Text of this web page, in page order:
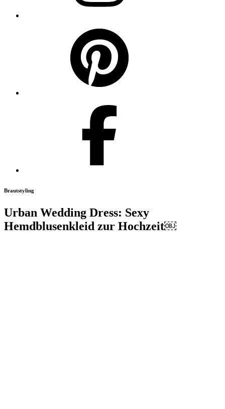
Brautstyling
Urban Wedding Dress: Sexy
Hemdblusenkleid zur Hochzeit￼